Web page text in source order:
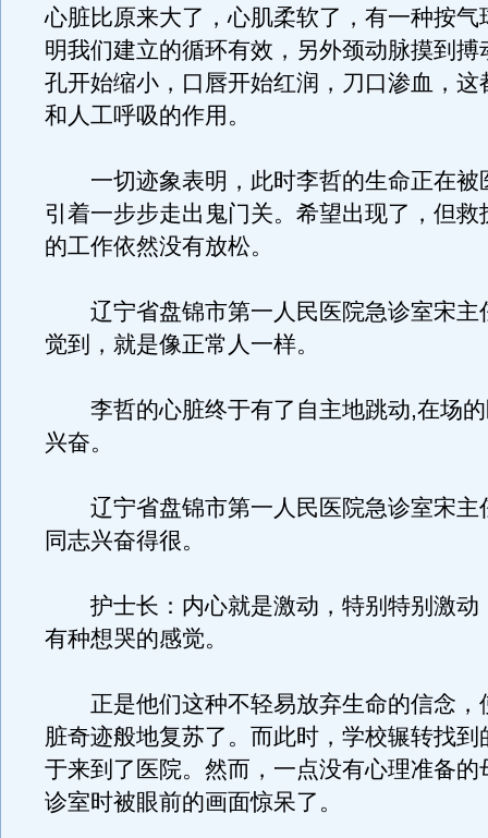
心脏比原来大了，心肌柔软了，有一种按气
明我们建立的循环有效，另外颈动脉摸到搏
孔开始缩小，口唇开始红润，刀口渗血，这
和人工呼吸的作用。
一切迹象表明，此时李哲的生命正在被
引着一步步走出鬼门关。希望出现了，但救
的工作依然没有放松。
辽宁省盘锦市第一人民医院急诊室宋主
觉到，就是像正常人一样。
李哲的心脏终于有了自主地跳动,在场的
兴奋。
辽宁省盘锦市第一人民医院急诊室宋主
同志兴奋得很。
护士长：内心就是激动，特别特别激动
有种想哭的感觉。
正是他们这种不轻易放弃生命的信念，
脏奇迹般地复苏了。而此时，学校辗转找到
于来到了医院。然而，一点没有心理准备的
诊室时被眼前的画面惊呆了。